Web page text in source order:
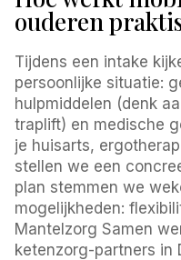
ouderen
Tijdens een intake
persoonlijke situatie:
hulpmiddelen (denk
traplift) en medische
je huisarts,
stellen we een
plan stemmen we
mogelijkheden:
Mantelzorg Samen
ketenzorg-partners in